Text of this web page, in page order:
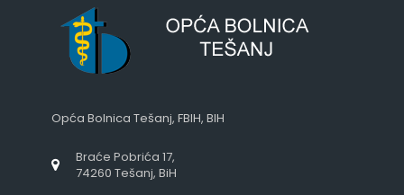
Opća Bolnica Tešanj, FBIH, BIH
Braće Pobrića 17,
74260 Tešanj, BiH